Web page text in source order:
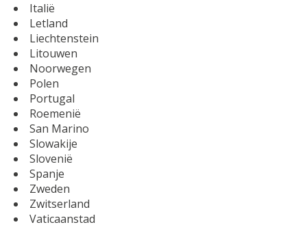
Italië
Letland
Liechtenstein
Litouwen
Noorwegen
Polen
Portugal
Roemenië
San Marino
Slowakije
Slovenië
Spanje
Zweden
Zwitserland
Vaticaanstad